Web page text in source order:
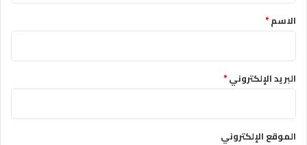
الاسم*
البريد الإلكتروني*
الموقع الإلكتروني